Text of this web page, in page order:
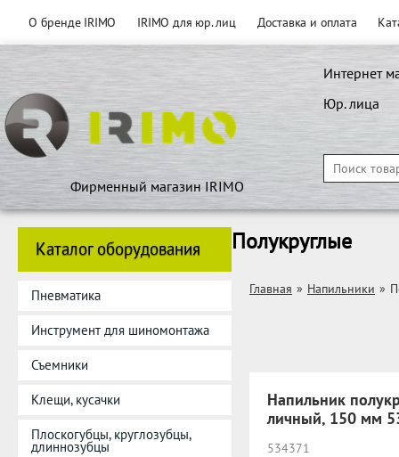
О бренде IRIMO IRIMO для юр. лиц Доставка и оплата
Фирменный магазин IRIMO
Интернет
Юр. лица
Каталог оборудования
Пневматика
Инструмент для шиномонтажа
Съемники
Клещи, кусачки
Плоскогубцы, круглозубцы,
длиннозубцы
Полукруглые
Главная » Напильники »
Напильник
личный, 150 мм
534371